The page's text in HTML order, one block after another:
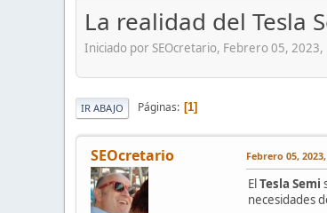
La realidad del Tesla
Iniciado por SEOcretario, Febrero 05, 2023,
IR ABAJO Páginas 1
SEOcretario Febrero 05,
ElTesla Semi
necesidades